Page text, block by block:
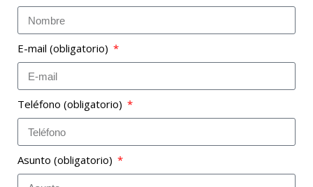
E-mail (obligatorio)
Teléfono (obligatorio)
Asunto (obligatorio)